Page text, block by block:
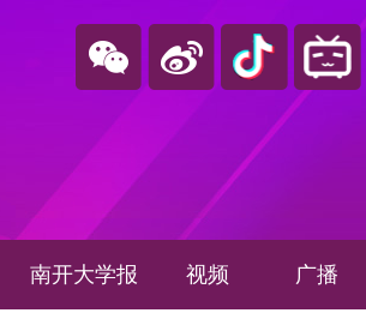
南开大学报 视频 广播